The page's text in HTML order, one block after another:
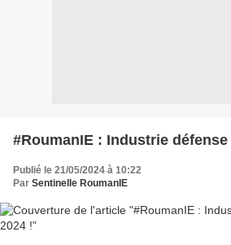
#RoumanIE : Industrie défense
Publié le 21/05/2024 à 10:22
Par Sentinelle RoumanIE